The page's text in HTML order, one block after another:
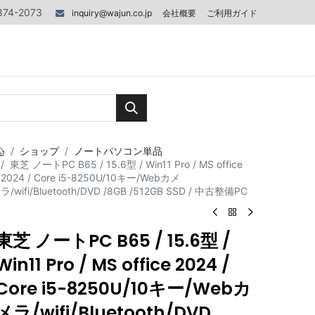
2073 inquiry@wajun.co.jp 会社概要 ご利用ガイド
ショップ
ノートパソコン単品
東芝 ノートPC B65 / 15.6型 / Win11 Pro / MS office
2024 / Core i5-8250U/10キー/Webカメ
ラ/wifi/Bluetooth/DVD /8GB /512GB SSD / 中古整備PC
芝 ノートPC B65 / 15.6型 /
Pro / MS office 2024 /
i5-8250U/10キー/Webカ